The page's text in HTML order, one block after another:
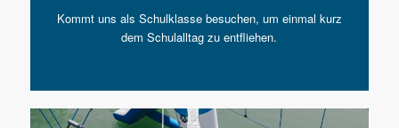
Kommt uns als Schulklasse besuchen, um einmal kurz
dem Schulalltag zu entfliehen.